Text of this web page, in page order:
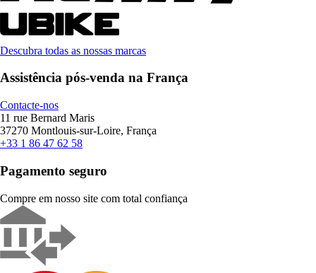
Descubra todas as nossas marcas
Assistência pós-venda na França
Contacte-nos
11 rue Bernard Maris
37270 Montlouis-sur-Loire, França
+33 1 86 47 62 58
Pagamento seguro
Compre em nosso site com total confiança